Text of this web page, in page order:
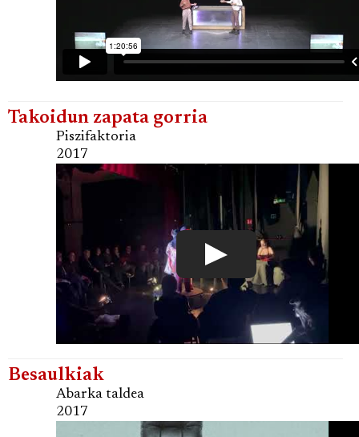
Takoidun zapata gorria
Piszifaktoria
2017
Besaulkiak
Abarka taldea
2017